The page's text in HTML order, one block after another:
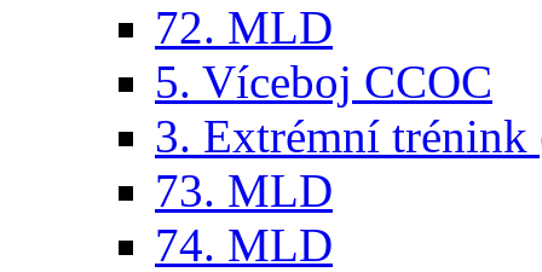
72. MLD
5. Víceboj CCOC
3. Extrémní trénink
73. MLD
74. MLD